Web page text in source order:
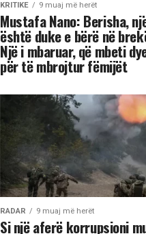
KRITIKE 9 muaj më herët
Mustafa Nano: Berisha,
është duke e bërë në
Një i mbaruar, që mbeti
për të mbrojtur fëmijët
RADAR 9 muaj më herët
Si një aferë korrupsioni